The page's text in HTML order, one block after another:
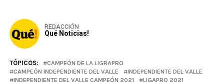
REDACCIÓN
Qué Noticias!
TÓPICOS:
CAMPEÓN DE LA LIGRAPRO
CAMPEÓN INDEPENDIENTE DEL VALLE
INDEPENDIENTE DEL VALLE
INDEPENDIENTE DEL VALLE CAMPEÓN 2021
LIGAPRO 2021